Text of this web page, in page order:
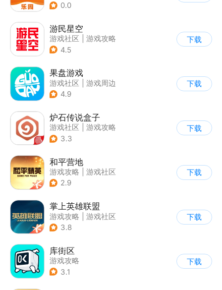
0.0
游民星空
游戏社区
游戏攻略
4.5
下载
果盘游戏
游戏社区
游戏周边
4.9
下载
炉石传说盒子
游戏社区
游戏攻略
3.3
下载
和平营地
游戏攻略
游戏社区
2.9
下载
掌上英雄联盟
游戏攻略
游戏社区
3.8
下载
库街区
游戏攻略
3.1
下载